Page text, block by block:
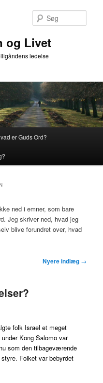
og Livet
ledelse
er Guds Ord?
ned i emner, som bare
Jeg skriver ned, hvad jeg
blive forundret over, hvad
Nyere indlæg →
folk Israel et meget
Kong Salomo var
som den tilbageværende
Folket var bebyrdet